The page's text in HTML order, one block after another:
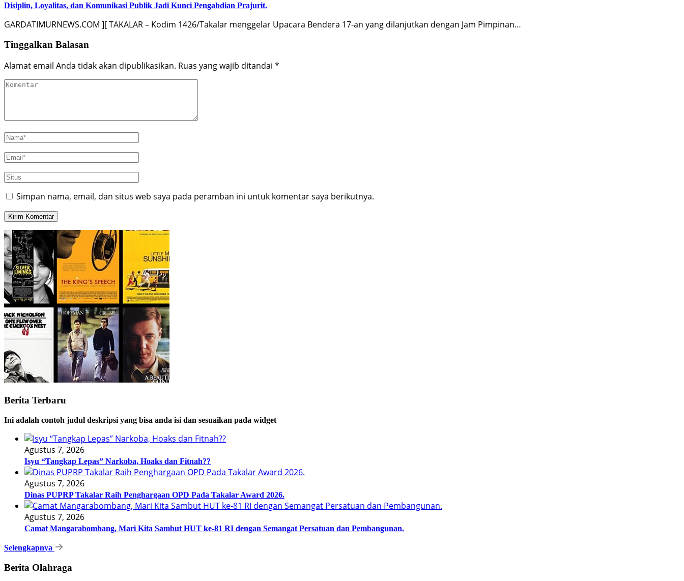
Disiplin, Loyalitas, dan Komunikasi Publik Jadi Kunci Pengabdian Prajurit.
GARDATIMURNEWS.COM ][ TAKALAR – Kodim 1426/Takalar menggelar Upacara Bendera 17-an yang dilanjutkan dengan Jam Pimpinan…
Tinggalkan Balasan
Alamat email Anda tidak akan dipublikasikan. Ruas yang wajib ditandai *
Simpan nama, email, dan situs web saya pada peramban ini untuk komentar saya berikutnya.
Berita Terbaru
Ini adalah contoh judul deskripsi yang bisa anda isi dan sesuaikan pada widget
Agustus 7, 2026
Isyu “Tangkap Lepas” Narkoba, Hoaks dan Fitnah??
Agustus 7, 2026
Dinas PUPRP Takalar Raih Penghargaan OPD Pada Takalar Award 2026.
Agustus 7, 2026
Camat Mangarabombang, Mari Kita Sambut HUT ke-81 RI dengan Semangat Persatuan dan Pembangunan.‍
Selengkapnya
Berita Olahraga